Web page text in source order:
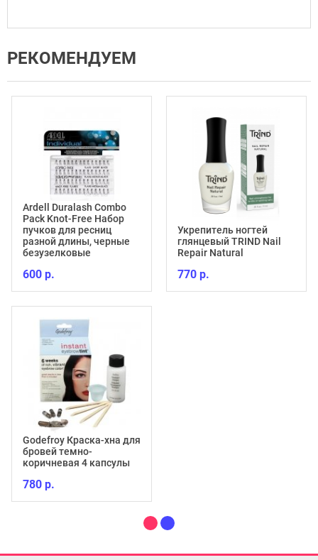
РЕКОМЕНДУЕМ
Ardell Duralash Combo
Pack Knot-Free Набор
пучков для ресниц
разной длины, черные
безузелковые
600 р.
Godefroy Краска-хна для
бровей темно-
коричневая 4 капсулы
780 р.
Укрепитель ногтей
глянцевый TRIND Nail
Repair Natural
770 р.